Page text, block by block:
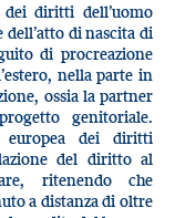
diritti dell’uomo
di nascita di
di procreazione
nella parte in
ossia la partner
genitoriale.
europea dei diritti
del diritto al
ritenendo che
a distanza di oltre